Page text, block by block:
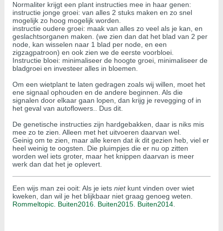
Normaliter krijgt een plant instructies mee in haar genen:
instructie jonge groei: van alles 2 stuks maken en zo snel
mogelijk zo hoog mogelijk worden.
instructie oudere groei: maak van alles zo veel als je kan, en
geslachtsorganen maken. (we zien dan dat het blad van 2 per
node, kan wisselen naar 1 blad per node, en een
zigzagpatroon) en ook zien we de eerste voorbloei.
Instructie bloei: minimaliseer de hoogte groei, minimaliseer de
bladgroei en investeer alles in bloemen.
Om een wietplant te laten gedragen zoals wij willen, moet het
ene signaal ophouden en de andere beginnen. Als die
signalen door elkaar gaan lopen, dan krijg je revegging of in
het geval van autoflowers.. Dus dit.
De genetische instructies zijn hardgebakken, daar is niks mis
mee zo te zien. Alleen met het uitvoeren daarvan wel.
Geinig om te zien, maar alle keren dat ik dit gezien heb, viel er
heel weinig te oogsten. Die pluimpjes die er nu op zitten
worden wel iets groter, maar het knippen daarvan is meer
werk dan dat het je oplevert.
Een wijs man zei ooit: Als je iets nietkunt vinden over wiet
kweken, dan wil je het blijkbaar niet graag genoeg weten.
Rommeltopic. Buiten2016. Buiten2015 Buiten2014